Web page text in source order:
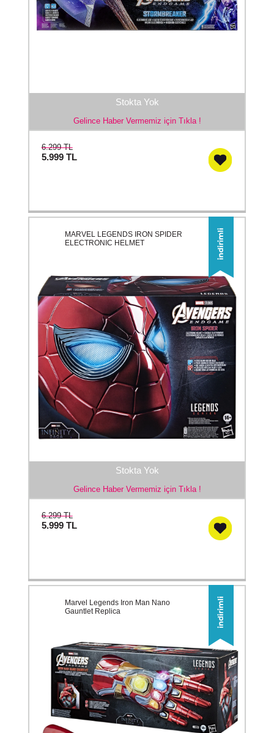
Stokta Yok
Gelince Haber Vermemiz için Tıkla !
6.299 TL
5.999 TL
Stokta Yok
Gelince Haber Vermemiz için Tıkla !
MARVEL LEGENDS IRON SPIDER
ELECTRONIC HELMET
6.299 TL
5.999 TL
Marvel Legends Iron Man Nano
Gauntlet Replica